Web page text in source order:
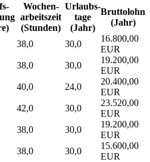
Wochen­
arbeitszeit
(Stunden)
Urlaubs­
tage
(Jahr)
Bruttolohn
(Jahr)
38,0 30,0
16.800,00
EUR
38,0 30,0
19.200,00
EUR
40,0 24,0
20.400,00
EUR
42,0 30,0
23.520,00
EUR
38,0 30,0
19.200,00
EUR
38,0 30,0
15.600,00
EUR